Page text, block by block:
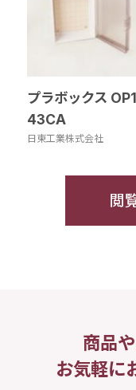
プラボックス
43CA
日東工業株式会社
閲
商品
お気軽に